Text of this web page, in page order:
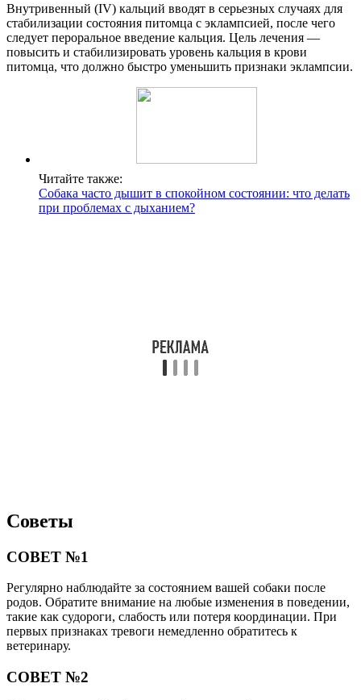
Внутривенный (IV) кальций вводят в серьезных случаях для
стабилизации состояния питомца с эклампсией, после чего
следует пероральное введение кальция. Цель лечения —
повысить и стабилизировать уровень кальция в крови
питомца, что должно быстро уменьшить признаки эклампсии.
Читайте также:
Собака часто дышит в спокойном состоянии: что делать
при проблемах с дыханием?
Советы
СОВЕТ №1
Регулярно наблюдайте за состоянием вашей собаки после
родов. Обратите внимание на любые изменения в поведении,
такие как судороги, слабость или потеря координации. При
первых признаках тревоги немедленно обратитесь к
ветеринару.
СОВЕТ №2